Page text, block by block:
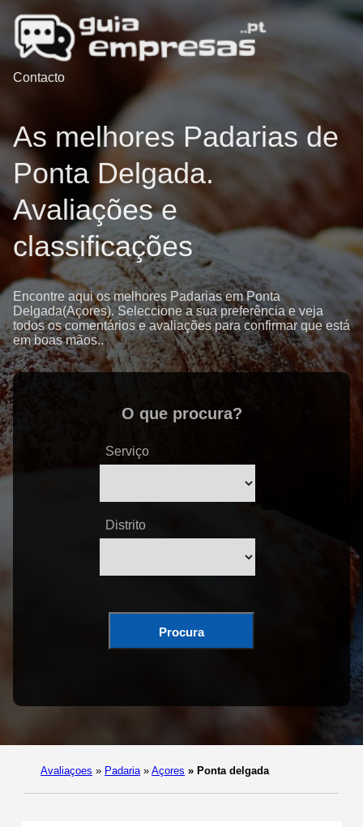
Contacto
As melhores Padarias de
Ponta Delgada.
Avaliações e
classificações
Encontre aqui os melhores Padarias em Ponta
Delgada(Açores). Seleccione a sua preferência e veja
todos os comentários e avaliações para confirmar que está
em boas mãos..
O que procura?
Serviço
Distrito
Procura
Avaliaçoes » Padaria » Açores » Ponta delgada